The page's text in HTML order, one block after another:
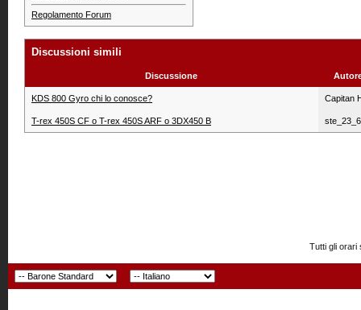
Regolamento Forum
Discussioni simili
Discussione
KDS 800 Gyro chi lo conosce? Capitan
T-rex 450S CF o T-rex 450S ARF o 3DX450 B
Tutti gli orari